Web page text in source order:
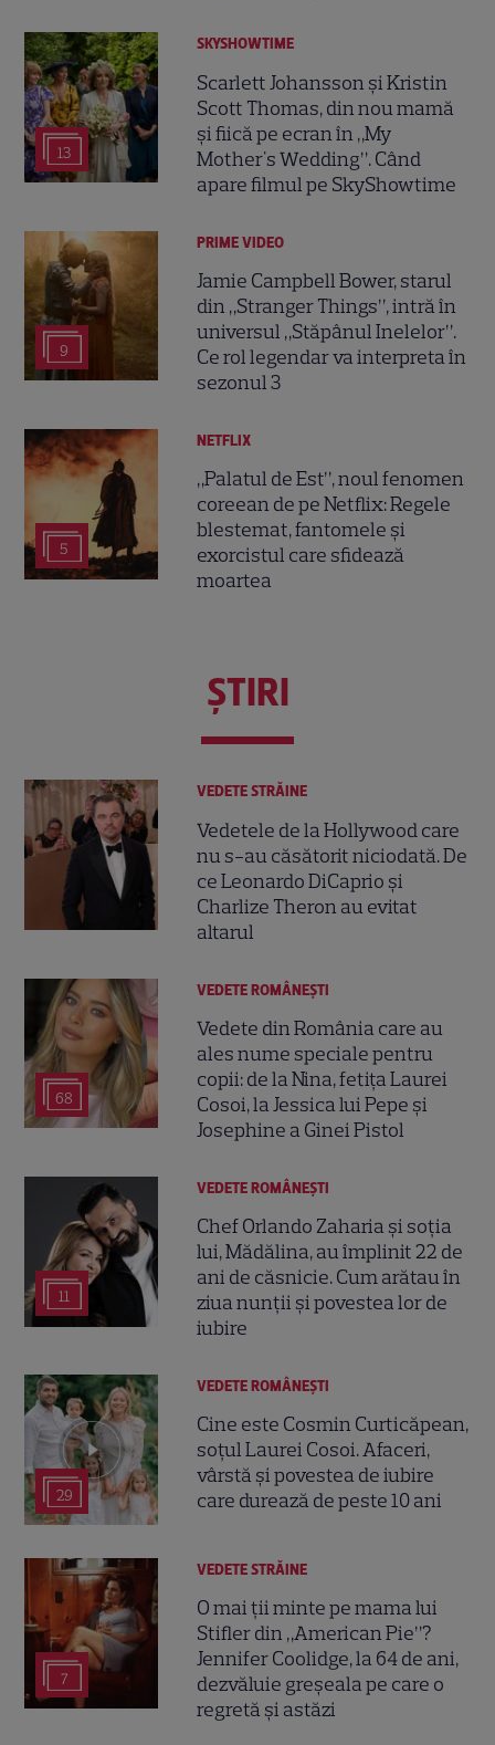
13
SKYSHOWTIME
Scarlett Johansson și Kristin
Scott Thomas, din nou mamă
și fiică pe ecran în „My
Mother's Wedding”. Când
apare filmul pe SkyShowtime
9
PRIME VIDEO
Jamie Campbell Bower, starul
din „Stranger Things”, intră în
universul „Stăpânul Inelelor”.
Ce rol legendar va interpreta în
sezonul 3
5
NETFLIX
„Palatul de Est”, noul fenomen
coreean de pe Netflix: Regele
blestemat, fantomele și
exorcistul care sfidează
moartea
ŞTIRI
VEDETE STRĂINE
Vedetele de la Hollywood care
nu s-au căsătorit niciodată. De
ce Leonardo DiCaprio și
Charlize Theron au evitat
altarul
68
VEDETE ROMÂNEŞTI
Vedete din România care au
ales nume speciale pentru
copii: de la Nina, fetița Laurei
Cosoi, la Jessica lui Pepe și
Josephine a Ginei Pistol
11
VEDETE ROMÂNEŞTI
Chef Orlando Zaharia și soția
lui, Mădălina, au împlinit 22 de
ani de căsnicie. Cum arătau în
ziua nunții și povestea lor de
iubire
29
VEDETE ROMÂNEŞTI
Cine este Cosmin Curticăpean,
soțul Laurei Cosoi. Afaceri,
vârstă și povestea de iubire
care durează de peste 10 ani
7
VEDETE STRĂINE
O mai ții minte pe mama lui
Stifler din „American Pie”?
Jennifer Coolidge, la 64 de ani,
dezvăluie greșeala pe care o
regretă și astăzi